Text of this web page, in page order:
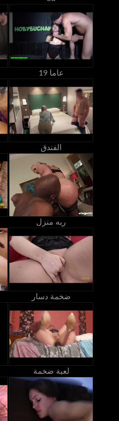
19 عاما
الفندق
ربه منزل
ضخمة دسار
لعبة ضخمة